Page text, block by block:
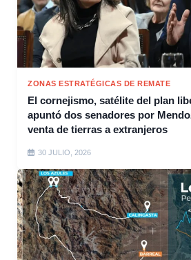
ZONAS ESTRATÉGICAS DE REMATE
El cornejismo, satélite del plan
apuntó dos senadores por
venta de tierras a extranjeros
30 JULIO, 2026